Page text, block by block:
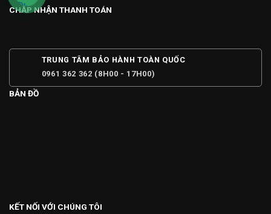
CHẤP NHẬN THANH TOÁN
TRUNG TÂM BẢO HÀNH TOÀN QUỐC
0961 362 362 (8H00 - 17H00)
BẢN ĐỒ
KẾT NỐI VỚI CHÚNG TÔI